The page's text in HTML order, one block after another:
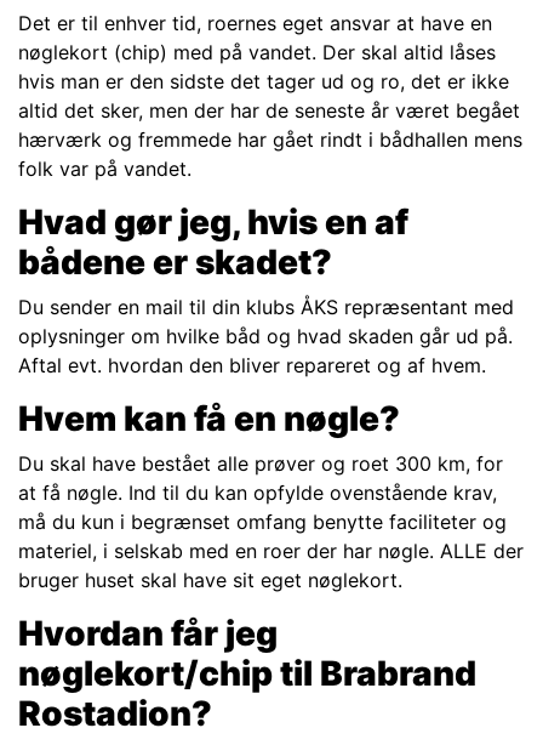
Det er til enhver tid, roernes eget ansvar at have en
nøglekort (chip) med på vandet. Der skal altid låses
hvis man er den sidste det tager ud og ro, det er ikke
altid det sker, men der har de seneste år været begået
hærværk og fremmede har gået rindt i bådhallen mens
folk var på vandet.
Hvad gør jeg, hvis en af
bådene er skadet?
Du sender en mail til din klubs ÅKS repræsentant med
oplysninger om hvilke båd og hvad skaden går ud på.
Aftal evt. hvordan den bliver repareret og af hvem.
Hvem kan få en nøgle?
Du skal have bestået alle prøver og roet 300 km, for
at få nøgle. Ind til du kan opfylde ovenstående krav,
må du kun i begrænset omfang benytte faciliteter og
materiel, i selskab med en roer der har nøgle. ALLE der
bruger huset skal have sit eget nøglekort.
Hvordan får jeg
nøglekort/chip til Brabrand
Rostadion?